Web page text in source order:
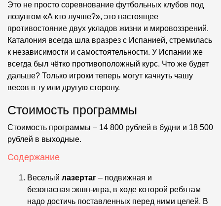
Это не просто соревнование футбольных клубов под
лозунгом «А кто лучше?», это настоящее
противостояние двух укладов жизни и мировоззрений.
Каталония всегда шла вразрез с Испанией, стремилась
к независимости и самостоятельности. У Испании же
всегда был чётко противоположный курс. Что же будет
дальше? Только игроки теперь могут качнуть чашу
весов в ту или другую сторону.
Стоимость программы
Стоимость программы – 14 800 рублей в будни и 18 500
рублей в выходные.
Содержание
Веселый лазертаг – подвижная и
безопасная экшн-игра, в ходе которой ребятам
надо достичь поставленных перед ними целей. В